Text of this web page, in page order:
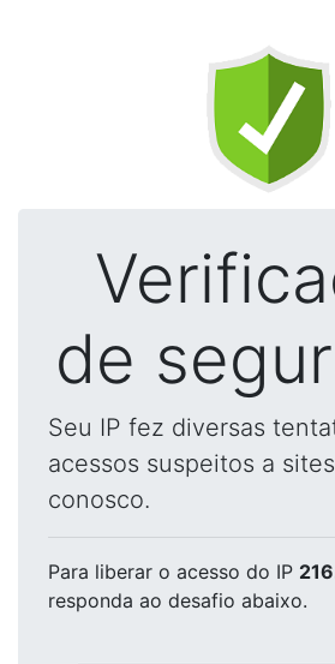
de
Seu IP fez diversas
acessos suspeitos a
conosco.
Para liberar o acesso do IP
responda ao desafio abaixo.